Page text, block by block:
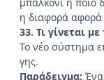
μπαλκόνι ή ποιο
η διαφορά αφορά
33. Τι γίνεται
Το νέο σύστημα
γης.
Παράδειγμα: